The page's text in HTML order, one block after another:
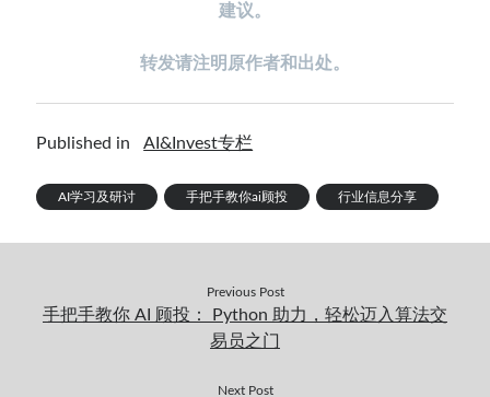
建议。
转发请注明原作者和出处。
Published in AI&Invest专栏
AI学习及研讨 手把手教你ai顾投 行业信息分享
Previous Post
手把手教你 AI 顾投： Python 助力，轻松迈入算法交
易员之门
Next Post